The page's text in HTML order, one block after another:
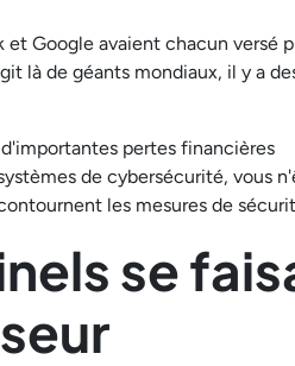
Google avaient chacun versé
là de géants mondiaux, il y a
pertes financières
de cybersécurité, vous
les mesures de
se